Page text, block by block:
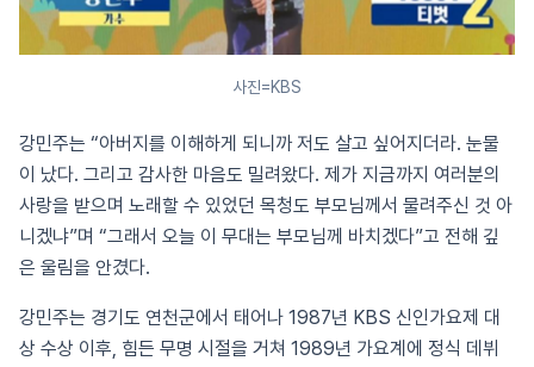
사진=KBS
강민주는 “아버지를 이해하게 되니까 저도 살고 싶어지더라. 눈물
이 났다. 그리고 감사한 마음도 밀려왔다. 제가 지금까지 여러분의
사랑을 받으며 노래할 수 있었던 목청도 부모님께서 물려주신 것 아
니겠냐”며 “그래서 오늘 이 무대는 부모님께 바치겠다”고 전해 깊
은 울림을 안겼다.
강민주는 경기도 연천군에서 태어나 1987년 KBS 신인가요제 대
상 수상 이후, 힘든 무명 시절을 거쳐 1989년 가요계에 정식 데뷔